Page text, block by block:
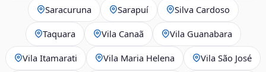
Saracuruna Sarapuí Silva Cardoso
Taquara Vila Canaã Vila Guanabara
Vila Itamarati Vila Maria Helena Vila São José